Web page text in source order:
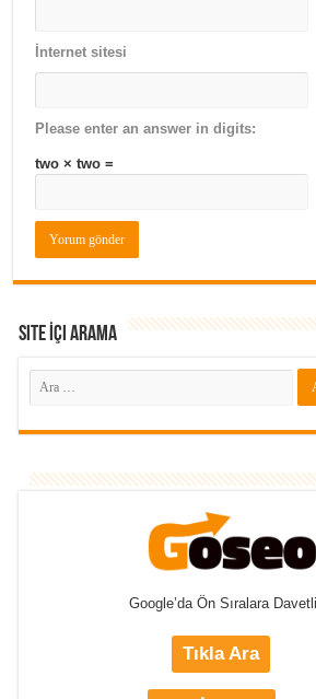
İnternet sitesi
Please enter an answer in digits:
two × two =
Site İçi Arama
Google’da Ön Sıralara
Tıkla Ara